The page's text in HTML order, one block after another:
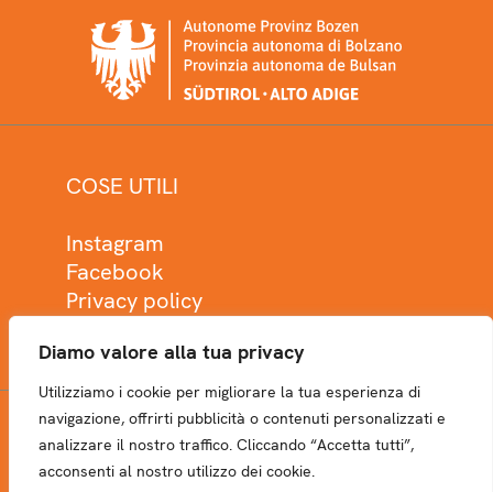
Diamo valore alla tua privacy
Utilizziamo i cookie per migliorare la tua esperienza di
navigazione, offrirti pubblicità o contenuti personalizzati e
analizzare il nostro traffico. Cliccando “Accetta tutti”,
acconsenti al nostro utilizzo dei cookie.
COSE UTILI
Instagram
Facebook
Privacy policy
NEWSLETTER